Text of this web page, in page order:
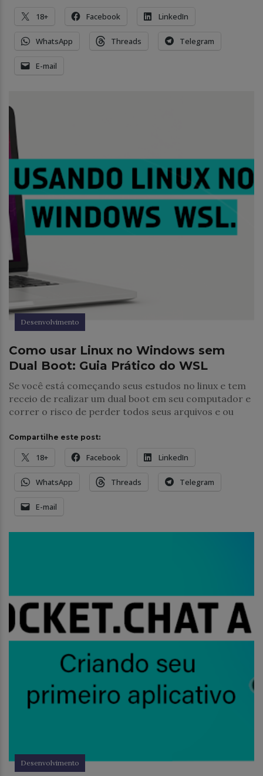
18+ Facebook LinkedIn
WhatsApp Threads Telegram
E-mail
Desenvolvimento
Como usar Linux no Windows sem
Dual Boot: Guia Prático do WSL
Se você está começando seus estudos no linux e tem
receio de realizar um dual boot em seu computador e
correr o risco de perder todos seus arquivos e ou
Compartilhe este post:
18+ Facebook LinkedIn
WhatsApp Threads Telegram
E-mail
Desenvolvimento